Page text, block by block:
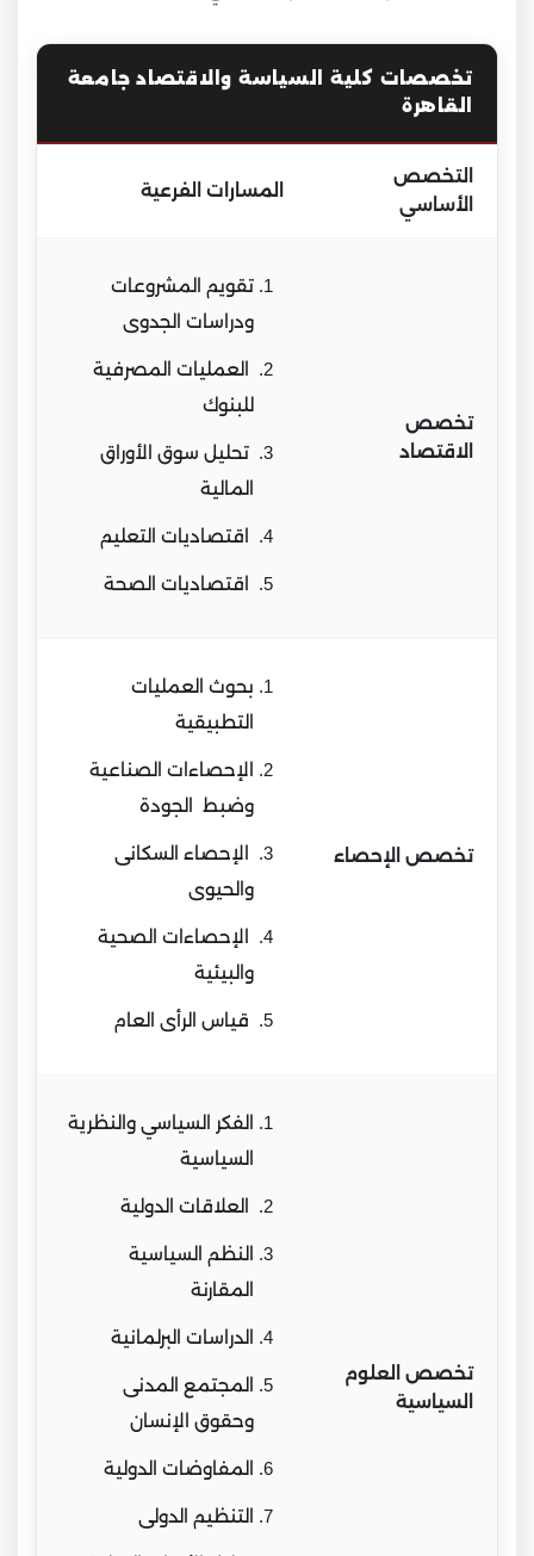
تخصصات كلية السياسة والاقتصاد جامعة
القاهرة
التخصص
الأساسي
المسارات الفرعية
تخصص
الاقتصاد
تقويم المشروعات
ودراسات الجدوى
العمليات المصرفية
للبنوك
تحليل سوق الأوراق
المالية
اقتصاديات التعليم
اقتصاديات الصحة
تخصص الإحصاء
بحوث العمليات
التطبيقية
الإحصاءات الصناعية
وضبط الجودة
الإحصاء السكانى
والحيوى
الإحصاءات الصحية
والبيئية
قياس الرأى العام
تخصص العلوم
السياسية
الفكر السياسي والنظرية
السياسية
العلاقات الدولية
النظم السياسية
المقارنة
الدراسات البرلمانية
المجتمع المدنى
وحقوق الإنسان
المفاوضات الدولية
التنظيم الدولى